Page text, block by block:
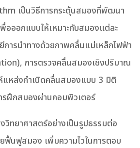
เป็นวิธีการกระตุ้นสมองที่พัฒนา
อออกแบบให้เหมาะกับสมองแต่ละ
การนำทางด้วยภาพคลื่นแม่เหล็กไฟฟ้า
การตรวจคลื่นสมองเชิงปริมาณ
แหล่งกำเนิดคลื่นสมองแบบ 3 มิติ
รฝึกสมองผ่านคอมพิวเตอร์
วิทยาศาสตร์อย่างเป็นรูปธรรมต่อ
ยฟื้นฟูสมอง เพิ่มความไวในการตอบ